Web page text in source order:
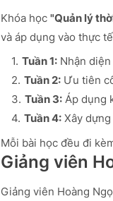
Khóa học "Quản lý
và áp dụng vào thực
Tuần 1: Nhận
Tuần 2: Ưu tiên
Tuần 3: Áp dụng
Tuần 4: Xây
Mỗi bài học đều đi
Giảng viên
Giảng viên Hoàng